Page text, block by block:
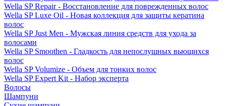
Wella SP Repair - Восстановление для поврежденных волос
Wella SP Luxe Oil - Новая коллекция для защиты кератина
волос
Wella SP Just Men - Мужская линия средств для ухода за
волосами
Wella SP Smoothen - Гладкость для непослушных вьющихся
волос
Wella SP Volumize - Объем для тонких волос
Wella SP Expert Kit - Набор эксперта
Волосы
Шампуни